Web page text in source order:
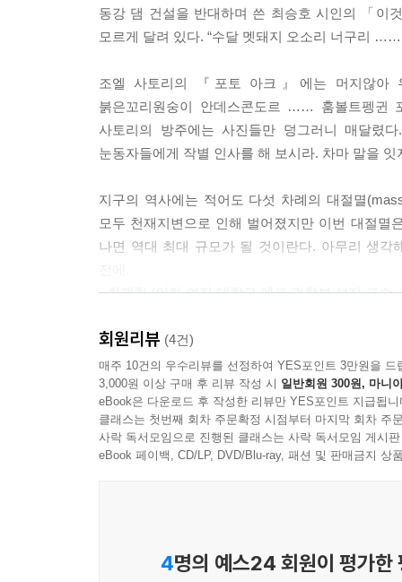
단짝 친구 등 자연은 우리에게 다양한 방식의 동반
3장 「적」은 달팽이와 치타, 암수가 다른 형
주제이다. 차이를 통해서 우리는 자신의 정체성
우리의 주제들을 훌쩍 뛰어넘으며 이 책에서 결
보전 활동을 통해 우리가 지킨 것은 무엇이며 우리
[내셔널 지오그래픽]의 ‘포토 아크’ 프로젝트가
‘포토 아크’ 프로젝트가 지향하는 궁극적인 목표는
사람들이 멈춰서 내다보고 미래를 생각하게 만드
『포토 아크』는 동물 사진을 보여 주는 데 그치
책 중간 중간에 실려 있는 “‘포토 아크’의 영웅”과
여러 개인들을 소개한다. “촬영 뒷이야기”에서
동강 댐 건설을 반대하며 쓴 최승호 시인의 「이
모르게 달려 있다. “수달 멧돼지 오소리 너구리
조엘 사토리의 『포토 아크』에는 머지않아
붉은꼬리원숭이 안데스콘도르 …… 훔볼트펭귄
사토리의 방주에는 사진들만 덩그러니 매달렸
눈동자들에게 작별 인사를 해 보시라. 차마 말을 잇
지구의 역사에는 적어도 다섯 차례의 대절멸
모두 천재지변으로 인해 벌어졌지만 이번 대절
나면 역대 최대 규모가 될 것이란다. 아무리 생각
- 최재천 (이화 여자 대학교 에코 과학부 석좌 교수,
방주가 없다면 인간도 없다
우리는 인류세라는 여섯 번째 대멸종기에 살고
추세라면 앞으로 100년 안에 지구 생물 가운데
있다는 뜻이다.
이대로 두면 지구에서 사라지고 말 동물들을
있다. 초상화를 보고 연민을 느낀다면, 그리고 그
회원리뷰 (4건)
매주 10건의 우수리뷰를 선정하여 YES포인트 3만원을 드
3,000원 이상 구매 후 리뷰 작성 시 일반회원 300원, 마니
eBook은 다운로드 후 작성한 리뷰만 YES포인트 지급됩니
클래스는 첫번째 회차 주문확정 시점부터 마지막 회차 주
사락 독서모임으로 진행된 클래스는 사락 독서모임 게시
eBook 페이백, CD/LP, DVD/Blu-ray, 패션 및 판매금지 상
4명의 예스24 회원이 평가한